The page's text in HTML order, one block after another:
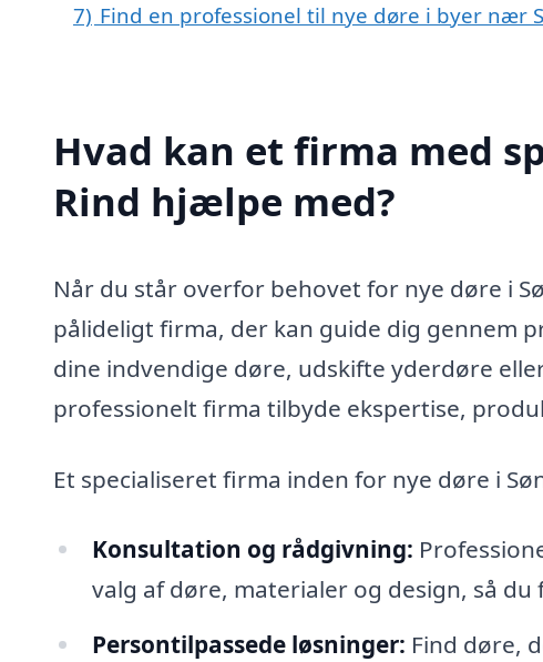
7) Find en professionel til nye døre i byer nær
Hvad kan et firma med
Rind hjælpe med?
Når du står overfor behovet for nye døre i
pålideligt firma, der kan guide dig gennem
dine indvendige døre, udskifte yderdøre
professionelt firma tilbyde ekspertise,
Et specialiseret firma inden for nye døre i
Konsultation og rådgivning:
valg af døre, materialer og design, så
Persontilpassede løsninger: Find døre,